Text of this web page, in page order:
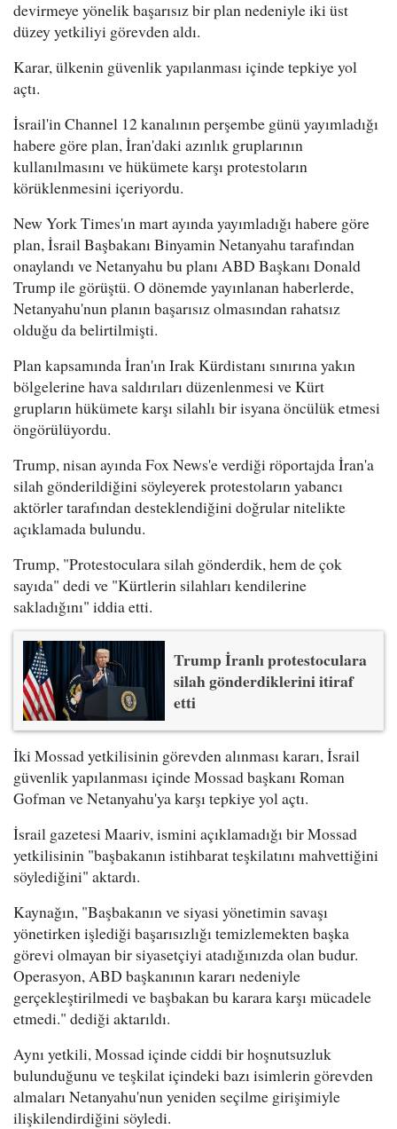
devirmeye yönelik başarısız bir plan nedeniyle iki üst
düzey yetkiliyi görevden aldı.
Karar, ülkenin güvenlik yapılanması içinde tepkiye yol
açtı.
İsrail'in Channel 12 kanalının perşembe günü yayımladığı
habere göre plan, İran'daki azınlık gruplarının
kullanılmasını ve hükümete karşı protestoların
körüklenmesini içeriyordu.
New York Times'ın mart ayında yayımladığı habere göre
plan, İsrail Başbakanı Binyamin Netanyahu tarafından
onaylandı ve Netanyahu bu planı ABD Başkanı Donald
Trump ile görüştü. O dönemde yayınlanan haberlerde,
Netanyahu'nun planın başarısız olmasından rahatsız
olduğu da belirtilmişti.
Plan kapsamında İran'ın Irak Kürdistanı sınırına yakın
bölgelerine hava saldırıları düzenlenmesi ve Kürt
grupların hükümete karşı silahlı bir isyana öncülük etmesi
öngörülüyordu.
Trump, nisan ayında Fox News'e verdiği röportajda İran'a
silah gönderildiğini söyleyerek protestoların yabancı
aktörler tarafından desteklendiğini doğrular nitelikte
açıklamada bulundu.
Trump, "Protestoculara silah gönderdik, hem de çok
sayıda" dedi ve "Kürtlerin silahları kendilerine
sakladığını" iddia etti.
Trump İranlı protestoculara
silah gönderdiklerini itiraf
etti
İki Mossad yetkilisinin görevden alınması kararı, İsrail
güvenlik yapılanması içinde Mossad başkanı Roman
Gofman ve Netanyahu'ya karşı tepkiye yol açtı.
İsrail gazetesi Maariv, ismini açıklamadığı bir Mossad
yetkilisinin "başbakanın istihbarat teşkilatını mahvettiğini
söylediğini" aktardı.
Kaynağın, "Başbakanın ve siyasi yönetimin savaşı
yönetirken işlediği başarısızlığı temizlemekten başka
görevi olmayan bir siyasetçiyi atadığınızda olan budur.
Operasyon, ABD başkanının kararı nedeniyle
gerçekleştirilmedi ve başbakan bu karara karşı mücadele
etmedi." dediği aktarıldı.
Aynı yetkili, Mossad içinde ciddi bir hoşnutsuzluk
bulunduğunu ve teşkilat içindeki bazı isimlerin görevden
almaları Netanyahu'nun yeniden seçilme girişimiyle
ilişkilendirdiğini söyledi.